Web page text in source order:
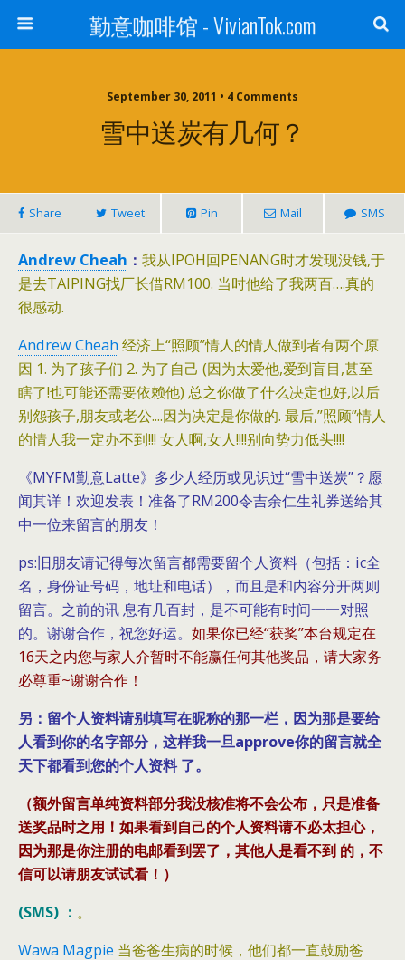
勤意咖啡馆 - VivianTok.com
September 30, 2011 • 4 Comments
雪中送炭有几何？
Share Tweet Pin Mail SMS
Andrew Cheah ： 我从IPOH回PENANG时才发现没钱,于
是去TAIPING找厂长借RM100. 当时他给了我两百….真的
很感动.
Andrew Cheah 经济上“照顾”情人的情人做到者有两个原
因 1. 为了孩子们 2. 为了自己 (因为太爱他,爱到盲目,甚至
瞎了!也可能还需要依赖他​) 总之你做了什么决定也好,以后
别怨孩子,朋友或老公..​..因为决定是你做的. 最后,”照顾”情人
的情人我一定办不到!!! 女人啊,女人!!!!别向势力低头!!!!
《MYFM勤意Latte》多少人经历或见识过“雪中送炭”？愿
闻其详！欢迎发表！准备了RM200令吉余仁生礼券送给其
中一位来留言的朋友！
ps:旧朋友请记得每次留言都需要留个人资料（包括：ic全
名，身份证号码，地址和电话），而且是和内容分开两则
留言。之前的讯 息有几百封，是不可能有时间一一对照
的。谢谢合作，祝您好运。 如果你已经“获奖”本台规定在
16天之内您与家人介暂时不能赢任何其他奖品，请大家务
必尊重~谢谢合作！
另：留个人资料请别填写在昵称的那一栏，因为那是要给
人看到你的名字部分，这样我一旦approve你的留言就全
天下都看到您的个人资料 了。
（额外留言单纯资料部分我没核准将不会公布，只是准备
送奖品时之用！如果看到自己的个人资料请不必太担心，
因为那是你注册的电邮看到罢了，其他人是看不到 的，不
信可以请朋友试试看！）
(SMS) ： 。
Wawa Magpie 当爸爸生病的时候，他们都一直鼓励爸